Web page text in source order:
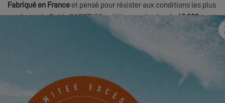
Fabriqué en France et pensé pour résister aux conditions les plus
extrêmes, le Guide SAFETICS a déjà conquis plus de60 000
et leurs équipages, améliorant la sécurité et le confort
300 000 navigateurs amateurs et professionnels
Pour toute inscription surMy Excess
votre guide
dans la rubrique « Mes avantages et services
» ! Ce
guide est offert à tous les propriétaires. Les curieux peuvent